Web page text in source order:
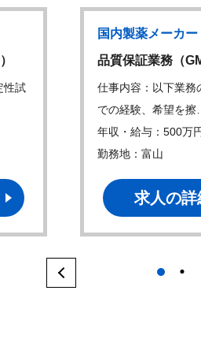
性試
国内製薬メーカー
品質保証業務（
仕事内容：以下業務
での経験、希望を擦…
年収・給与：500万
勤務地：富山
求人の詳
1